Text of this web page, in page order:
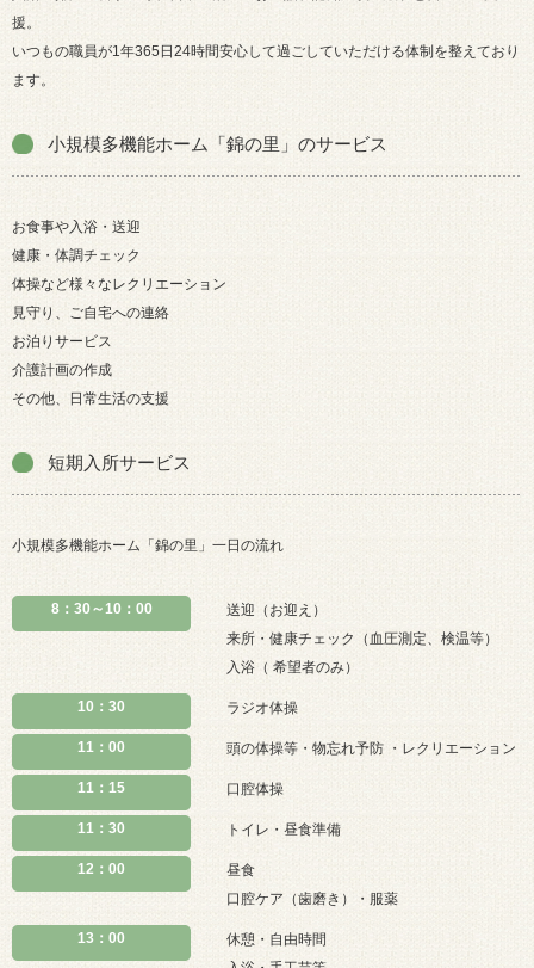
援。
いつもの職員が1年365日24時間安心して過ごしていただける体制を整えており
ます。
小規模多機能ホーム「錦の里」のサービス
お食事や入浴・送迎
健康・体調チェック
体操など様々なレクリエーション
見守り、ご自宅への連絡
お泊りサービス
介護計画の作成
その他、日常生活の支援
短期入所サービス
小規模多機能ホーム「錦の里」一日の流れ
8：30～10：00
送迎（お迎え）
来所・健康チェック（血圧測定、検温等）
入浴（ 希望者のみ）
10：30 ラジオ体操
11：00 頭の体操等・物忘れ予防 ・レクリエーション
11：15 口腔体操
11：30 トイレ・昼食準備
12：00
昼食
口腔ケア（歯磨き）・服薬
13：00
休憩・自由時間